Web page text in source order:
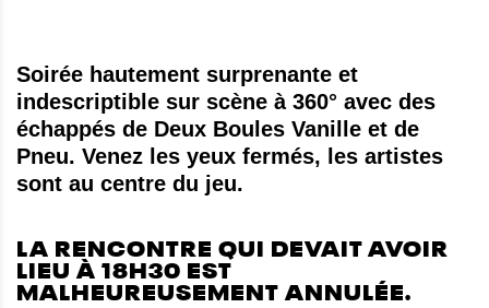
Soirée hautement surprenante et
indescriptible sur scène à 360° avec des
échappés de Deux Boules Vanille et de
Pneu. Venez les yeux fermés, les artistes
sont au centre du jeu.
LA RENCONTRE QUI DEVAIT AVOIR
LIEU À 18H30 EST
MALHEUREUSEMENT ANNULÉE.